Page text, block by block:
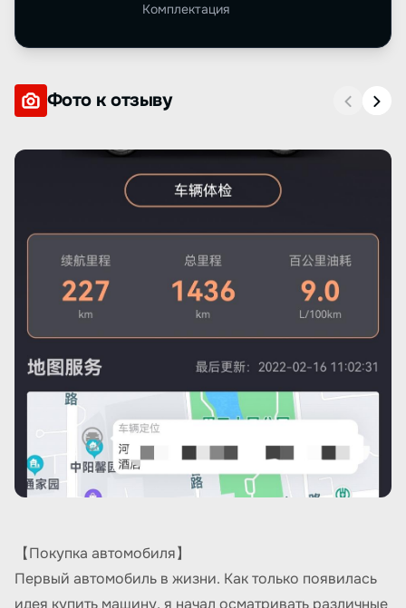
Комплектация
Фото к отзыву
【Покупка автомобиля】
Первый автомобиль в жизни. Как только появилась
идея купить машину, я начал осматривать различные